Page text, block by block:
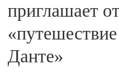
приглашает
Данте»